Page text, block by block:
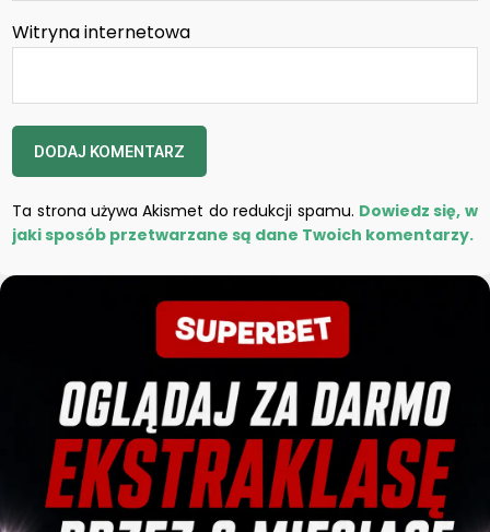
Witryna internetowa
Ta strona używa Akismet do redukcji spamu. Dowiedz się, w
jaki sposób przetwarzane są dane Twoich komentarzy.